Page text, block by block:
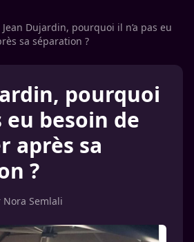
Jean Dujardin, pourquoi il n’a pas eu
sa séparation ?
pourquoi
eu besoin de
après sa
?
Nora Semlali